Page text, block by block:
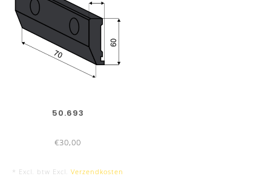
50.693
€30,00
* Excl. btw Excl. Verzendkosten